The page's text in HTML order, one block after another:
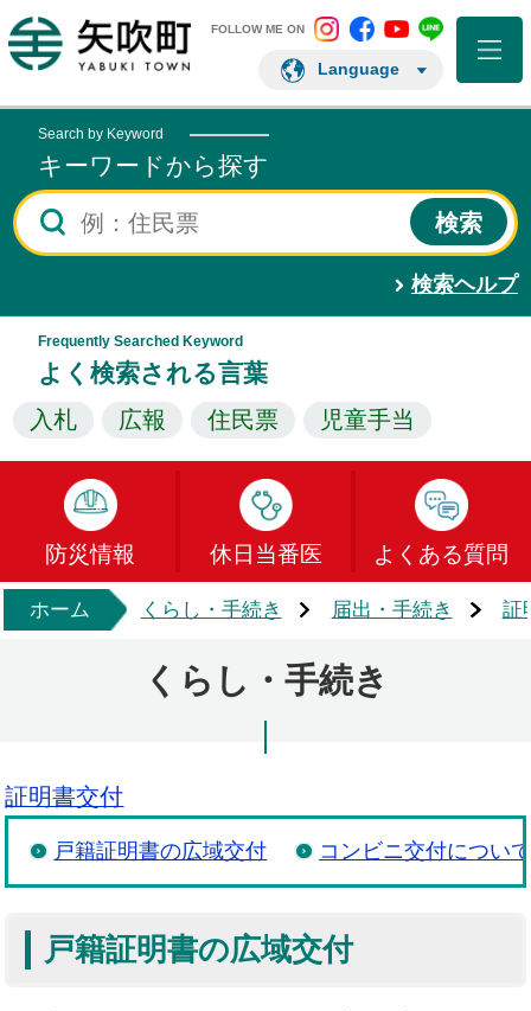
矢吹町ホームページ
FOLLOW ME ON 矢吹町 Instagram
矢吹町矢吹町矢吹町
Language
Search by Keyword
キーワードから探す
検索ヘルプ
Frequently Searched Keyword
よく検索される言葉
入札 広報 住民票 児童手当
防災情報 休日当番医 よくある質問
ホーム くらし・手続き 届出・手続き 証
くらし・手続き
証明書交付
戸籍証明書の広域交付 コンビニ交付について
戸籍証明書の広域交付